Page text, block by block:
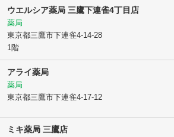
ウエルシア薬局 三鷹下連雀4丁目店
薬局
東京都三鷹市下連雀4-14-28
1階
アライ薬局
薬局
東京都三鷹市下連雀4-17-12
ミキ薬局 三鷹店